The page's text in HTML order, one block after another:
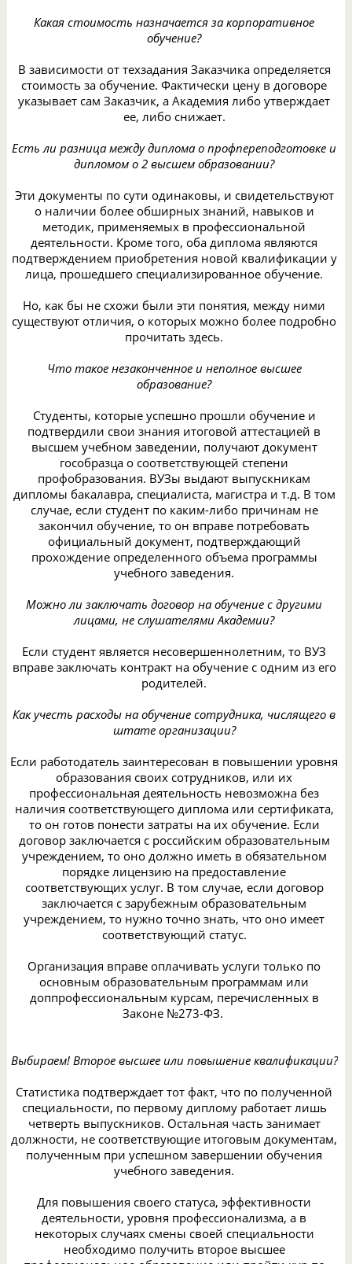
Какая стоимость назначается за корпоративное
обучение?
В зависимости от техзадания Заказчика определяется
стоимость за обучение. Фактически цену в договоре
указывает сам Заказчик, а Академия либо утверждает
ее, либо снижает.
Есть ли разница между диплома о профпереподготовке и
дипломом о 2 высшем образовании?
Эти документы по сути одинаковы, и свидетельствуют
о наличии более обширных знаний, навыков и
методик, применяемых в профессиональной
деятельности. Кроме того, оба диплома являются
подтверждением приобретения новой квалификации у
лица, прошедшего специализированное обучение.
Но, как бы не схожи были эти понятия, между ними
существуют отличия, о которых можно более подробно
прочитать здесь.
Что такое незаконченное и неполное высшее
образование?
Студенты, которые успешно прошли обучение и
подтвердили свои знания итоговой аттестацией в
высшем учебном заведении, получают документ
гособразца о соответствующей степени
профобразования. ВУЗы выдают выпускникам
дипломы бакалавра, специалиста, магистра и т.д. В том
случае, если студент по каким-либо причинам не
закончил обучение, то он вправе потребовать
официальный документ, подтверждающий
прохождение определенного объема программы
учебного заведения.
Можно ли заключать договор на обучение с другими
лицами, не слушателями Академии?
Если студент является несовершеннолетним, то ВУЗ
вправе заключать контракт на обучение с одним из его
родителей.
Как учесть расходы на обучение сотрудника, числящего в
штате организации?
Если работодатель заинтересован в повышении уровня
образования своих сотрудников, или их
профессиональная деятельность невозможна без
наличия соответствующего диплома или сертификата,
то он готов понести затраты на их обучение. Если
договор заключается с российским образовательным
учреждением, то оно должно иметь в обязательном
порядке лицензию на предоставление
соответствующих услуг. В том случае, если договор
заключается с зарубежным образовательным
учреждением, то нужно точно знать, что оно имеет
соответствующий статус.
Организация вправе оплачивать услуги только по
основным образовательным программам или
доппрофессиональным курсам, перечисленных в
Законе №273-ФЗ.
Выбираем! Второе высшее или повышение квалификации?
Статистика подтверждает тот факт, что по полученной
специальности, по первому диплому работает лишь
четверть выпускников. Остальная часть занимает
должности, не соответствующие итоговым документам,
полученным при успешном завершении обучения
учебного заведения.
Для повышения своего статуса, эффективности
деятельности, уровня профессионализма, а в
некоторых случаях смены своей специальности
необходимо получить второе высшее